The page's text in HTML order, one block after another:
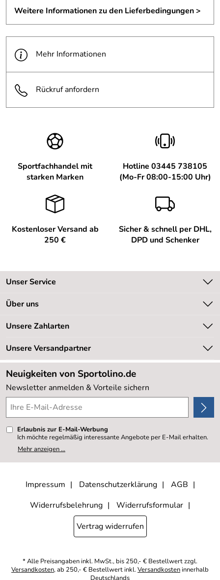
Weitere Informationen zu den Lieferbedingungen >
Mehr Informationen
Rückruf anfordern
Sportfachhandel mit
starken Marken
Hotline 03445 738105
(Mo-Fr 08:00-15:00 Uhr)
Kostenloser Versand ab
250 €
Sicher & schnell per DHL,
DPD und Schenker
Unser Service
Kontakt
Newsletter
Retourenabwicklung
Lieferbedingungen
Kundenlogin
Über uns
Unsere Bestseller
Neu
Sale %
Kundenbewertungen (20.178)
4,8/5*****
Unsere Zahlarten
Unsere Versandpartner
Neuigkeiten von Sportolino.de
Newsletter anmelden & Vorteile sichern
Erlaubnis zur E-Mail-Werbung
Ich möchte regelmäßig interessante Angebote per E-Mail erhalten.
Meine E-Mail-Adresse wird nicht an andere Unternehmen
weitergegeben. Zu statistischen Zwecken wird in anonymer Form
kann ich jederzeit mit Wirkung für die Zukunft widerrufen, indem ich
den Link "Abmelden" am Ende des Newsletters anklicke oder die
Datenschutzerklärung habe ich zur Kenntnis genommen.
Mehr anzeigen ...
Impressum Datenschutzerklärung
AGB
Widerrufsbelehrung
Widerrufsformular
Vertrag widerrufen
* Alle Preisangaben inkl. MwSt., bis 250,- € Bestellwert zzgl.
Versandkosten, ab 250,- € Bestellwert inkl.Versandkosten innerhalb
Deutschlands